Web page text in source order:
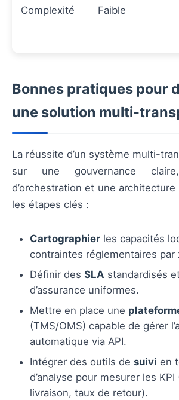
Complexité Faible
Bonnes pratiques pour
une solution multi-
La réussite d’un système multi-
sur une gouvernance
d’orchestration et une
les étapes clés :
Cartographier les capacités
contraintes réglementaires par
Définir des SLA standardisés
d’assurance uniformes.
Mettre en place une
(TMS/OMS) capable de gérer
automatique via API.
Intégrer des outils de suivi en
d’analyse pour mesurer les
livraison, taux de retour).